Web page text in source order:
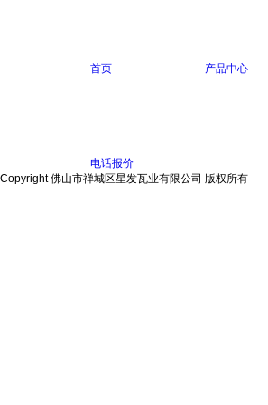
首页 产品中心
电话报价
Copyright 佛山市禅城区星发瓦业有限公司 版权所有